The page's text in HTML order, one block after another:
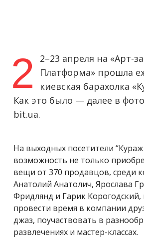
2
2–23 апреля на «Арт-
Платформа» прошла
киевская барахолка
Как это было — далее в
bit.ua.
На выходных посетители
возможность не только
вещи от 370 продавцов, среди
Анатолий Анатолич, Ярослава
Фридлянд и Гарик Корогодский,
провести время в компании
джаз, поучаствовать в
развлечениях и мастер-классах.